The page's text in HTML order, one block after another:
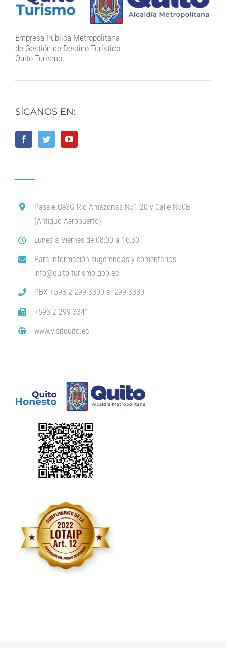
Empresa Pública Metropolitana
de Gestión de Destino Turístico
Quito Turismo
SÍGANOS EN:
Pasaje Oe3G Río Amazonas N51-20 y Calle N50B
(Antiguo Aeropuerto)
Lunes a Viernes de 08:00 a 16:30
Para información sugerencias y comentarios:
info@quito-turismo.gob.ec
PBX +593 2 299 3300 al 299 3330
+593 2 299 3341
www.visitquito.ec